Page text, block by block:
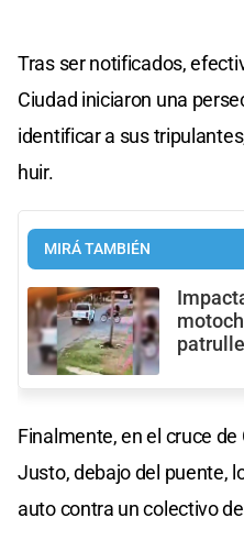
Tras ser notificados,
Ciudad iniciaron una
identificar a sus
huir.
MIRÁ TAMBIÉN
Finalmente, en el cruce de
Justo, debajo del puente,
auto contra un colectivo